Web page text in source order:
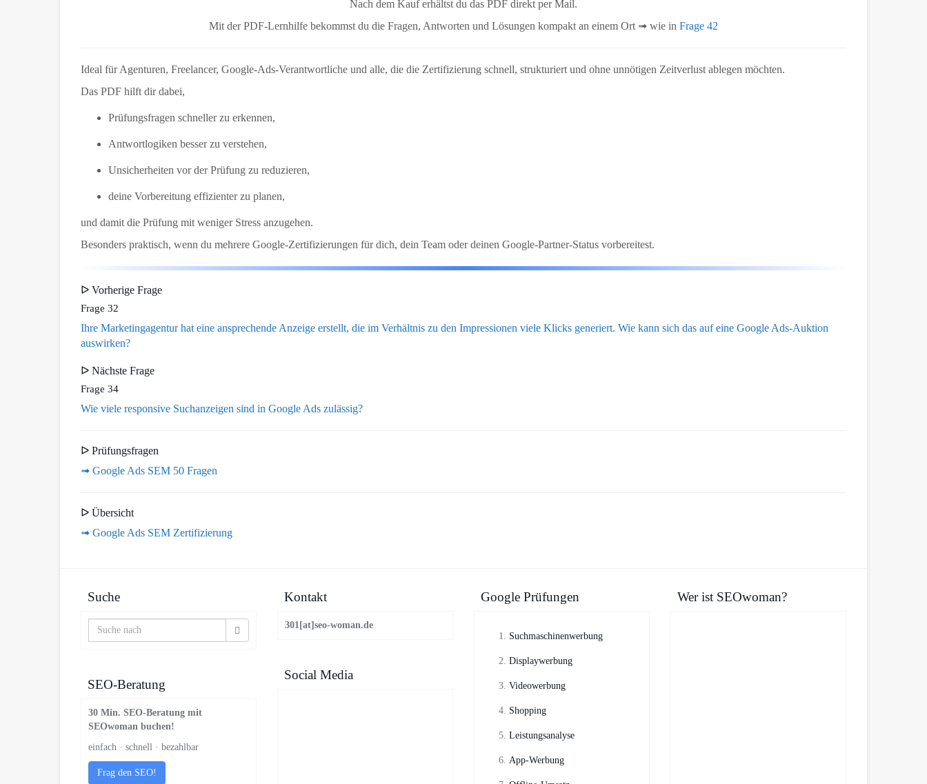
Nach dem Kauf erhältst du das PDF direkt per Mail.
Mit der PDF-Lernhilfe bekommst du die Fragen, Antworten und Lösungen kompakt an einem Ort ➟ wie in Frage 42
Ideal für Agenturen, Freelancer, Google-Ads-Verantwortliche und alle, die die Zertifizierung schnell, strukturiert und ohne unnötigen Zeitverlust ablegen möchten.
Das PDF hilft dir dabei,
Prüfungsfragen schneller zu erkennen,
Antwortlogiken besser zu verstehen,
Unsicherheiten vor der Prüfung zu reduzieren,
deine Vorbereitung effizienter zu planen,
und damit die Prüfung mit weniger Stress anzugehen.
Besonders praktisch, wenn du mehrere Google-Zertifizierungen für dich, dein Team oder deinen Google-Partner-Status vorbereitest.
ᐅ Vorherige Frage
Frage 32
Ihre Marketingagentur hat eine ansprechende Anzeige erstellt, die im Verhältnis zu den Impressionen viele Klicks generiert. Wie kann sich das auf eine Google Ads-Auktion
auswirken?
ᐅ Nächste Frage
Frage 34
Wie viele responsive Suchanzeigen sind in Google Ads zulässig?
ᐅ Prüfungsfragen
➟ Google Ads SEM 50 Fragen
ᐅ Übersicht
➟ Google Ads SEM Zertifizierung
Suche
SEO-Beratung
30 Min. SEO-Beratung mit
SEOwoman buchen!
einfach · schnell · bezahlbar
Frag den SEO!
Kontakt
301[at]seo-woman.de
Social Media
Google Prüfungen
Suchmaschinenwerbung
Displaywerbung
Videowerbung
Shopping
Leistungsanalyse
App-Werbung
Wer ist SEOwoman?